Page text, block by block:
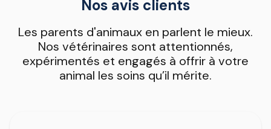
Nos avis clients
Les parents d'animaux en parlent le mieux.
Nos vétérinaires sont attentionnés,
expérimentés et engagés à offrir à votre
animal les soins qu’il mérite.